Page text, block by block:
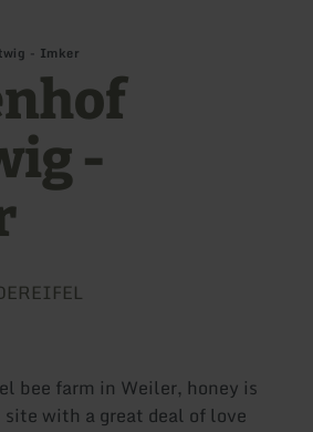
- Imker
-
bee farm in Weiler, honey is
with a great deal of love